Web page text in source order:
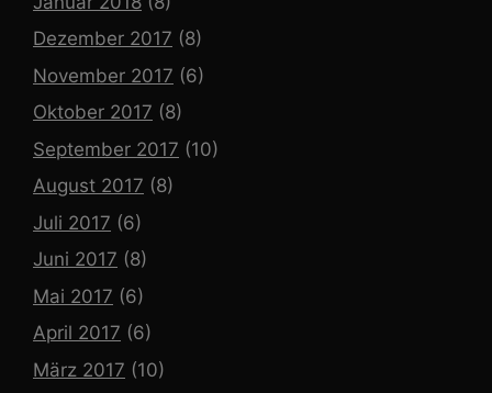
Dezember 2017 (8)
November 2017 (6)
Oktober 2017 (8)
September 2017 (10)
August 2017 (8)
Juli 2017 (6)
Juni 2017 (8)
Mai 2017 (6)
April 2017 (6)
März 2017 (10)